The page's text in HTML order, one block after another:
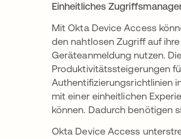
Einheitliches
Mit Okta Device Access
den nahtlosen Zugriff auf
Geräteanmeldung nutzen.
Produktivitätssteigerungen
Authentifizierungsrichtlinien
mit einer einheitlichen
können. Dadurch benötigen
Okta Device Access